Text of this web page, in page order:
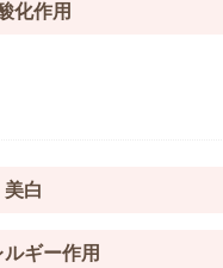
化作用
美白
ギー作用